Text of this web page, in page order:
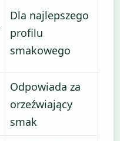
Dla najlepszego
profilu
smakowego
Odpowiada za
orzeźwiający
smak